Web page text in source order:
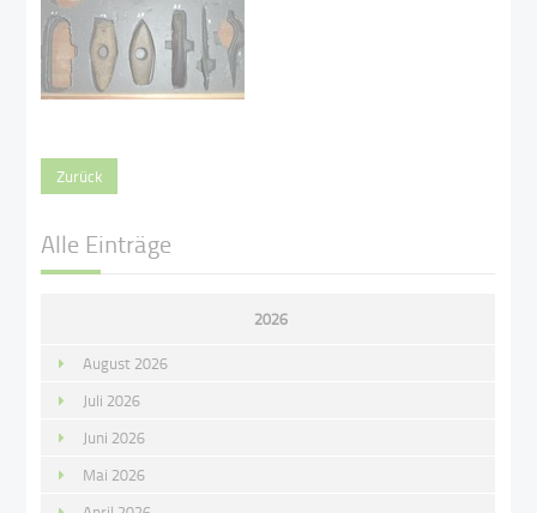
Zurück
Alle Einträge
2026
August 2026
Juli 2026
Juni 2026
Mai 2026